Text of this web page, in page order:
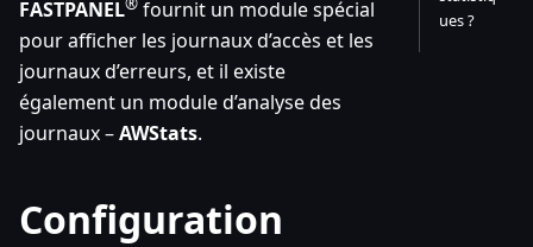
FASTPANEL
fournit un module spécial
pour afficher les journaux d’accès et les
journaux d’erreurs, et il existe
également un module d’analyse des
journaux –AWStats.
Configuration
ues ?